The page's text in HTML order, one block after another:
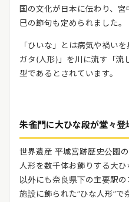
国の文化が日本に伝わり、
巳の節句も定められました。
「ひいな」とは病気や禍い
ガタ(人形)」を川に流す「流
型であるとされています。
朱雀門に大ひな段が堂々登
世界遺産 平城宮跡歴史公園
人形を数千体お飾りする大
以外にも奈良県下の主要駅
施設に飾られた”ひな人形”